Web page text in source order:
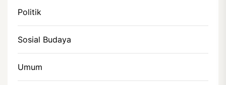
Politik
Sosial Budaya
Umum